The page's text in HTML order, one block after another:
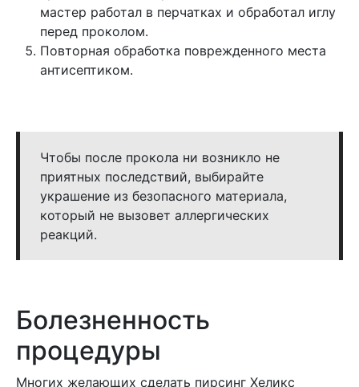
мастер работал в перчатках и обработал иглу
перед проколом.
Повторная обработка поврежденного места
антисептиком.
Чтобы после прокола ни возникло не
приятных последствий, выбирайте
украшение из безопасного материала,
который не вызовет аллергических
реакций.
Болезненность
процедуры
Многих желающих сделать пирсинг Хеликс